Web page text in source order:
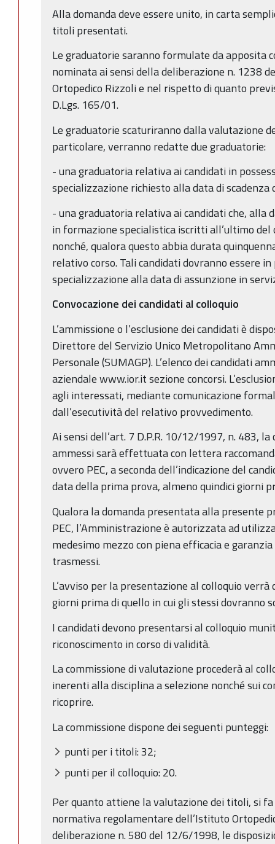
Alla domanda deve essere unito, in carta
titoli presentati.
Le graduatorie saranno formulate da apposita
nominata ai sensi della deliberazione n. 1238
Ortopedico Rizzoli e nel rispetto di quanto
D.Lgs. 165/01.
Le graduatorie scaturiranno dalla valutazione
particolare, verranno redatte due graduatorie:
- una graduatoria relativa ai candidati in
specializzazione richiesto alla data di scadenza
- una graduatoria relativa ai candidati che, alla
in formazione specialistica iscritti all’ultimo
nonché, qualora questo abbia durata
relativo corso. Tali candidati dovranno essere
specializzazione alla data di assunzione in
Convocazione dei candidati al colloquio
L’ammissione o l’esclusione dei candidati è
Direttore del Servizio Unico Metropolitano
Personale (SUMAGP). L’elenco dei candidati
aziendale www.ior.it sezione concorsi.
agli interessati, mediante comunicazione
dall’esecutività del relativo provvedimento.
Ai sensi dell’art. 7 D.P.R. 10/12/1997, n. 483,
ammessi sarà effettuata con lettera
ovvero PEC, a seconda dell’indicazione del
data della prima prova, almeno quindici giorni
Qualora la domanda presentata alla presente
PEC, l’Amministrazione è autorizzata ad
medesimo mezzo con piena efficacia e
trasmessi.
L’avviso per la presentazione al colloquio
giorni prima di quello in cui gli stessi dovranno
I candidati devono presentarsi al colloquio
riconoscimento in corso di validità.
La commissione di valutazione procederà al
inerenti alla disciplina a selezione nonché sui
ricoprire.
La commissione dispone dei seguenti punteggi:
punti per i titoli: 32;
punti per il colloquio: 20.
Per quanto attiene la valutazione dei titoli, si
normativa regolamentare dell’Istituto
deliberazione n. 580 del 12/6/1998, le